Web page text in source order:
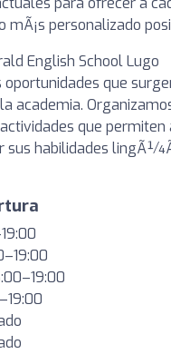
mÃ¡s personalizado
English School Lugo
que
academia.
que permiten
sus habilidades